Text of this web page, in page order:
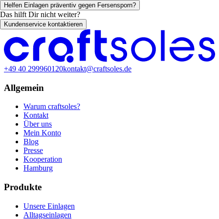
Helfen Einlagen präventiv gegen Fersensporn?
Das hilft Dir nicht weiter?
Kundenservice kontaktieren
+49 40 299960120kontakt@craftsoles.de
Allgemein
Warum craftsoles?
Kontakt
Über uns
Mein Konto
Blog
Presse
Kooperation
Hamburg
Produkte
Unsere Einlagen
Alltagseinlagen